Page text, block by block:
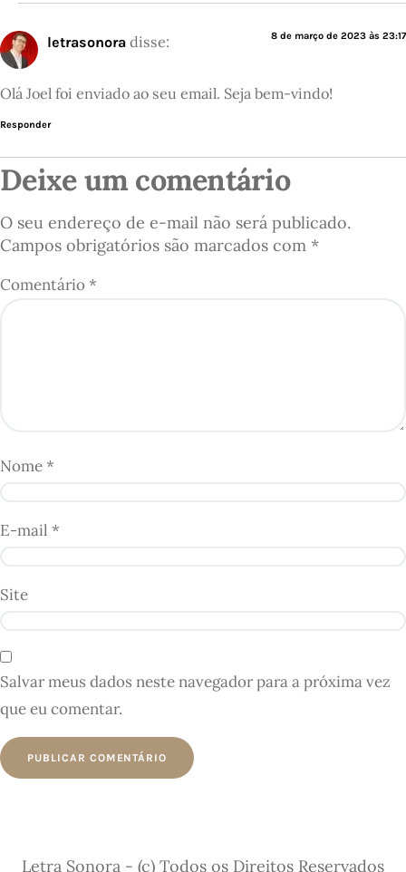
letrasonora disse: 8 de março de 2023 às 23:17
Olá Joel foi enviado ao seu email. Seja bem-vindo!
Responder
Deixe um comentário
O seu endereço de e-mail não será publicado.
Campos obrigatórios são marcados com *
Comentário*
Nome*
E-mail *
Site
Salvar meus dados neste navegador para a próxima vez
que eu comentar.
Letra Sonora - (c) Todos os Direitos Reservados